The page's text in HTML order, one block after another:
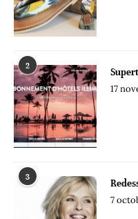
2
17
3
7